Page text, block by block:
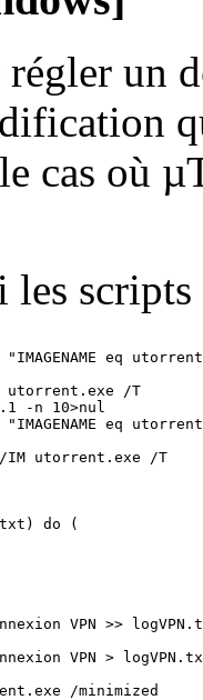
un
cas où
les scripts
eq
utorrent.exe /T
-n 10>nul
eq
/IM utorrent.exe /T
do (
VPN >>
VPN >
/minimized